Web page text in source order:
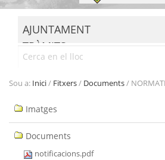
Salta
AJUNTAMENT
TRÀMITS
SEU ELECTRÒNICA
TRANSPARÈNCIA
Sou a: Inici/ Fitxers/ Documents/
Navegació
Imatges
Documents
notificacions.pdf